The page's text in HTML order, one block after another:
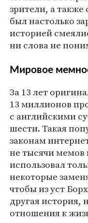
зрители, а
был настолько
историей
ни слова не
Мировое
За 13 лет
13 миллионов
с английскими
шести. Такая
законам
не тысячи мемов
использовал
некоторые
чтобы из уст
другая история,
отношения к